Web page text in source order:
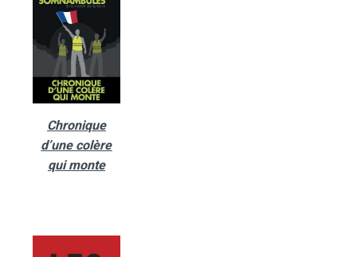
Chronique
d’une colère
qui monte